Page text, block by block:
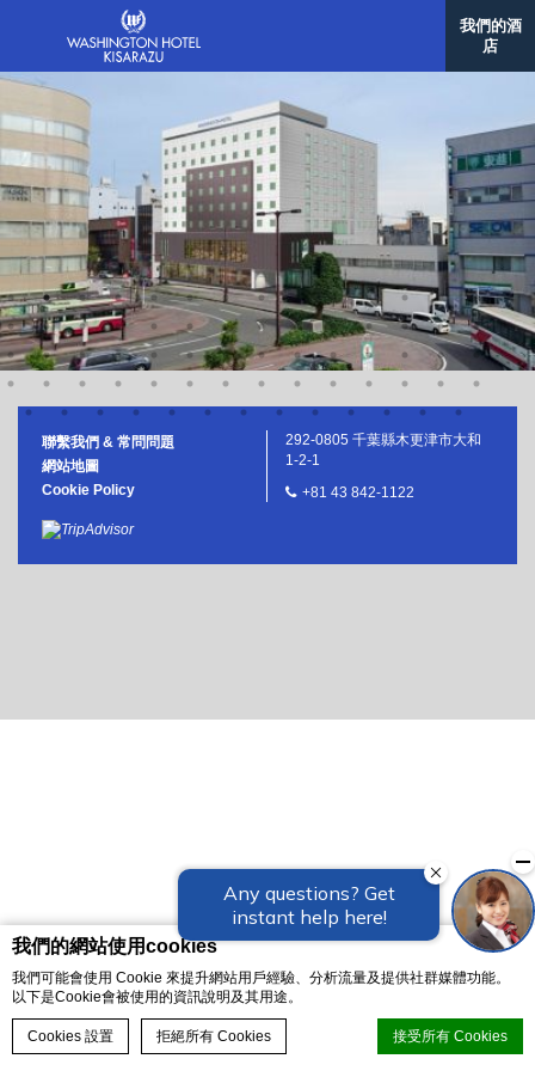
我們的網站使用cookies
我們可能會使用 Cookie 來提升網站用戶經驗、分析流量及提供社群媒體功能。
以下是Cookie會被使用的資訊說明及其用途。
Cookies 設置 拒絕所有 Cookies 接受所有 Cookies
我們的酒
店
立即訂房
聯繫我們 & 常問問題
網站地圖
Cookie Policy
292-0805 千葉縣木更津市大和
1-2-1
+81 43 842-1122
格拉斯麗首爾酒店
台灣/台北
格拉斯麗台北飯店